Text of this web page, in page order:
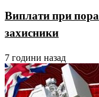
Виплати при
захисники
7 години назад